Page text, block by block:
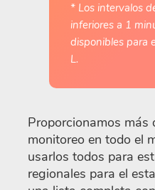
* Los intervalos
inferiores a 1
disponibles para
L.
Proporcionamos más
monitoreo en todo el
usarlos todos para
regionales para el